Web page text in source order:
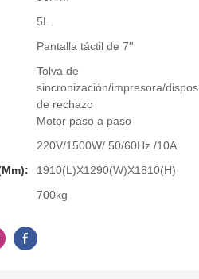
5L
Pantalla táctil de 7''
Tolva de
sincronización/impresora/
de rechazo
Motor paso a paso
220V/1500W/ 50/60Hz /10A
1910(L)X1290(W)X1810(H)
700kg